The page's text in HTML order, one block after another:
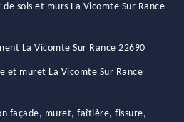
sols et murs La Vicomte Sur Rance
La Vicomte Sur Rance 22690
et muret La Vicomte Sur Rance
façade, muret, faîtière, fissure,